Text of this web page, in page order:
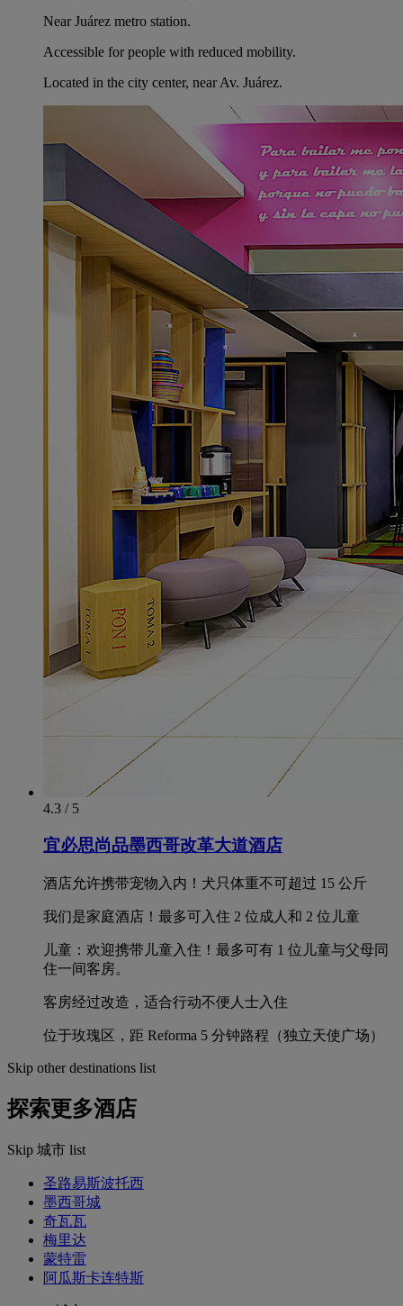
Near Juárez metro station.
Accessible for people with reduced mobility.
Located in the city center, near Av. Juárez.
4.3 / 5
宜必思尚品墨西哥改革大道酒店
酒店允许携带宠物入内！犬只体重不可超过 15 公斤
我们是家庭酒店！最多可入住 2 位成人和 2 位儿童
儿童：欢迎携带儿童入住！最多可有 1 位儿童与父母同
住一间客房。
客房经过改造，适合行动不便人士入住
位于玫瑰区，距 Reforma 5 分钟路程（独立天使广场）
Skip other destinations list
探索更多酒店
Skip 城市 list
圣路易斯波托西
墨西哥城
奇瓦瓦
梅里达
蒙特雷
阿瓜斯卡连特斯